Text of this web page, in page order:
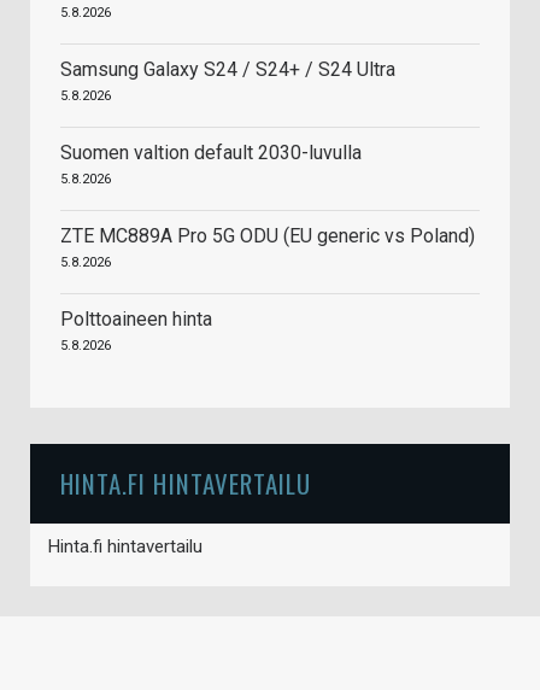
5.8.2026
Samsung Galaxy S24 / S24+ / S24 Ultra
5.8.2026
Suomen valtion default 2030-luvulla
5.8.2026
ZTE MC889A Pro 5G ODU (EU generic vs Poland)
5.8.2026
Polttoaineen hinta
5.8.2026
HINTA.FI HINTAVERTAILU
Hinta.fi hintavertailu